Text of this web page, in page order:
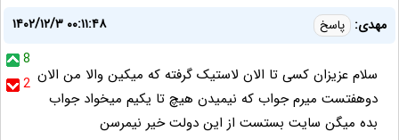
مهدی: پاسخ
۱۴۰۲/۱۲/۳ ۰۰:۱۱:۴۸
8
2 سلام عزیزان کسی تا الان لاستیک گرفته که میکین والا من الان
دوهفتست میرم جواب که نیمیدن هیچ تا یکیم میخواد جواب
بده میگن سایت بستست از این دولت خیر نیمرسن